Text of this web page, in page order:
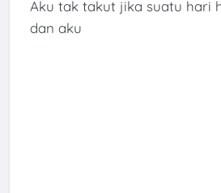
Aku tak takut jika suatu hari
dan aku